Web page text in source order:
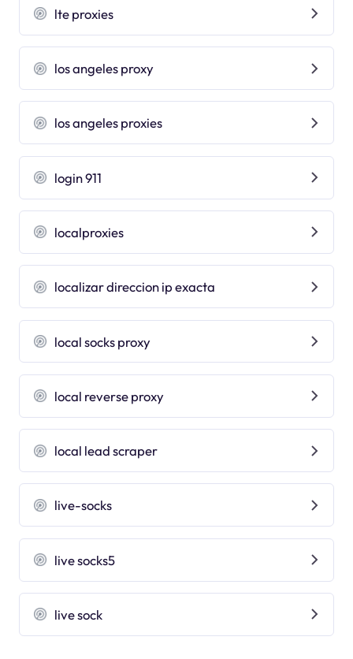
lte proxies
los angeles proxy
los angeles proxies
login 911
localproxies
localizar direccion ip exacta
local socks proxy
local reverse proxy
local lead scraper
live-socks
live socks5
live sock